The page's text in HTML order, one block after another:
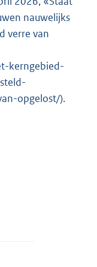
nauwelijks
verre van
kerngebied-
opgelost/).